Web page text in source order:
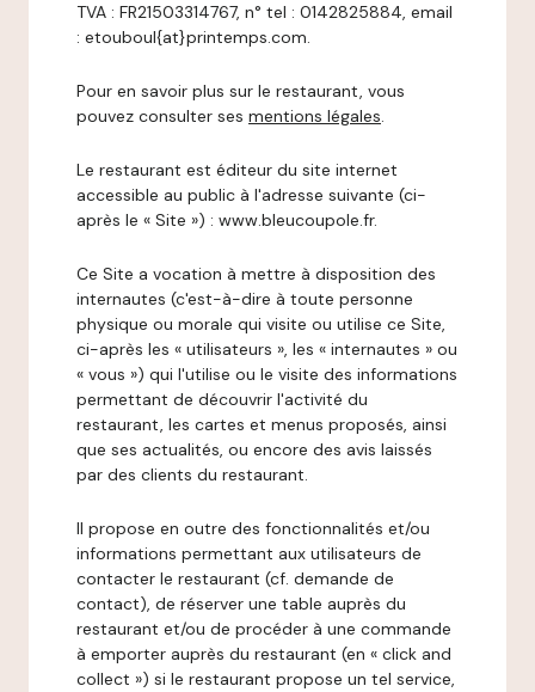
TVA : FR21503314767, n° tel : 0142825884, email
: etouboul{at}printemps.com.
Pour en savoir plus sur le restaurant, vous
pouvez consulter ses mentions légales.
Le restaurant est éditeur du site internet
accessible au public à l'adresse suivante (ci-
après le « Site ») : www.bleucoupole.fr.
Ce Site a vocation à mettre à disposition des
internautes (c'est-à-dire à toute personne
physique ou morale qui visite ou utilise ce Site,
ci-après les « utilisateurs », les « internautes » ou
« vous ») qui l'utilise ou le visite des informations
permettant de découvrir l'activité du
restaurant, les cartes et menus proposés, ainsi
que ses actualités, ou encore des avis laissés
par des clients du restaurant.
Il propose en outre des fonctionnalités et/ou
informations permettant aux utilisateurs de
contacter le restaurant (cf. demande de
contact), de réserver une table auprès du
restaurant et/ou de procéder à une commande
à emporter auprès du restaurant (en « click and
collect ») si le restaurant propose un tel service,